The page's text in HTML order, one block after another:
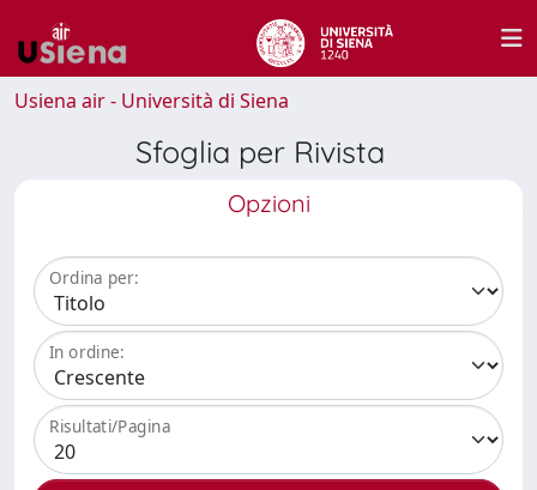
Usiena air - Università di Siena
Sfoglia per Rivista
Opzioni
Ordina per:
In ordine:
Risultati/Pagina